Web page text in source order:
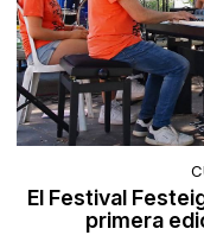
El Festival
primera